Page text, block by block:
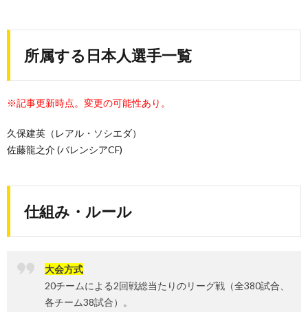
所属する日本人選手一覧
※記事更新時点。変更の可能性あり。
久保建英（レアル・ソシエダ）
佐藤龍之介 (バレンシアCF)
仕組み・ルール
大会方式
20チームによる2回戦総当たりのリーグ戦（全380試合、
各チーム38試合）。